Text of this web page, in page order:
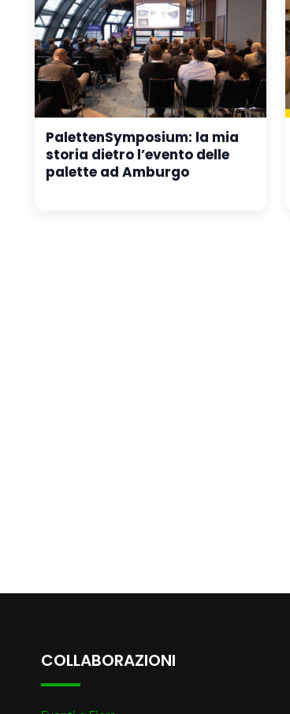
PalettenSymposium: la mia
storia dietro l’evento delle
palette ad Amburgo
COLLABORAZIONI